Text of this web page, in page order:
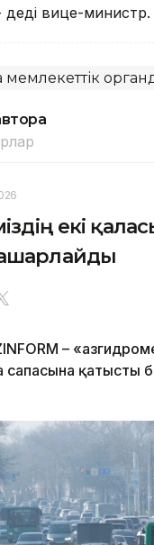
вице-министр.
мемлекеттік
екі
–
сапасына қатысты